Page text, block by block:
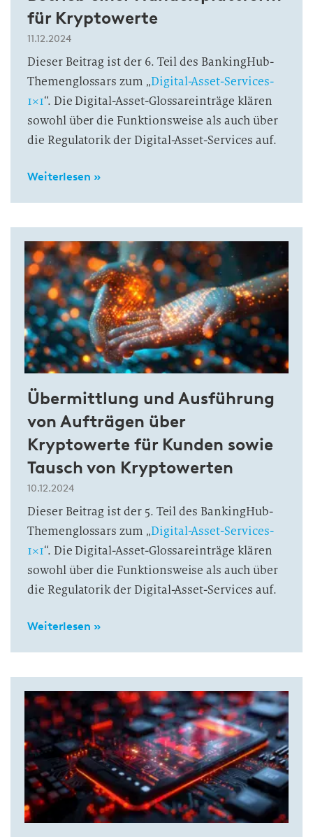
für Kryptowerte
11.12.2024
Dieser Beitrag ist der 6. Teil des BankingHub-
Themenglossars zum „Digital-Asset-Services-
1×1“. Die Digital-Asset-Glossareinträge klären
sowohl über die Funktionsweise als auch über
die Regulatorik der Digital-Asset-Services auf.
Weiterlesen »
Übermittlung und Ausführung
von Aufträgen über
Kryptowerte für Kunden sowie
Tausch von Kryptowerten
10.12.2024
Dieser Beitrag ist der 5. Teil des BankingHub-
Themenglossars zum „Digital-Asset-Services-
1×1“. Die Digital-Asset-Glossareinträge klären
sowohl über die Funktionsweise als auch über
die Regulatorik der Digital-Asset-Services auf.
Weiterlesen »